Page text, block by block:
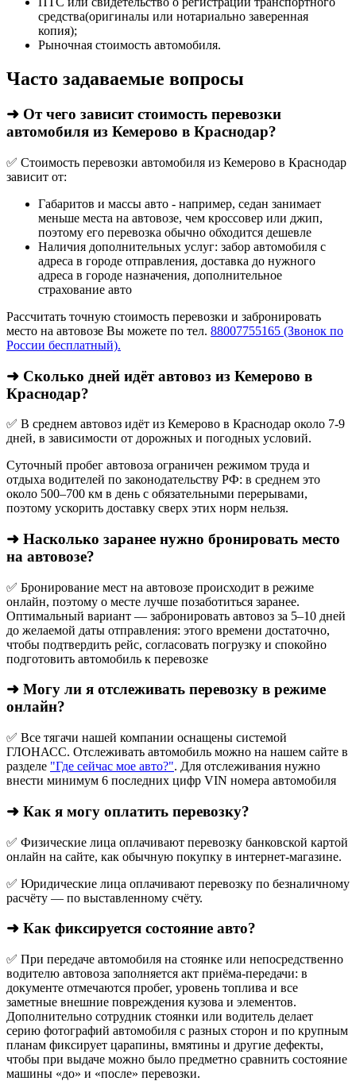
средства(оригиналы или нотариально заверенная
копия);
Рыночная стоимость автомобиля.
Часто задаваемые вопросы
➜ От чего зависит стоимость перевозки
автомобиля из Кемерово в Краснодар?
✅ Стоимость перевозки автомобиля из Кемерово в Краснодар
зависит от:
Габаритов и массы авто - например, седан занимает
меньше места на автовозе, чем кроссовер или джип,
поэтому его перевозка обычно обходится дешевле
Наличия дополнительных услуг: забор автомобиля с
адреса в городе отправления, доставка до нужного
адреса в городе назначения, дополнительное
страхование авто
Рассчитать точную стоимость перевозки и забронировать
место на автовозе Вы можете по тел. 88007755165 (Звонок по
России бесплатный).
➜ Сколько дней идёт автовоз из Кемерово в
Краснодар?
✅ В среднем автовоз идёт из Кемерово в Краснодар около 7-9
дней, в зависимости от дорожных и погодных условий.
Суточный пробег автовоза ограничен режимом труда и
отдыха водителей по законодательству РФ: в среднем это
около 500–700 км в день с обязательными перерывами,
поэтому ускорить доставку сверх этих норм нельзя.
➜ Насколько заранее нужно бронировать место
на автовозе?
✅ Бронирование мест на автовозе происходит в режиме
онлайн, поэтому о месте лучше позаботиться заранее.
Оптимальный вариант — забронировать автовоз за 5–10 дней
до желаемой даты отправления: этого времени достаточно,
чтобы подтвердить рейс, согласовать погрузку и спокойно
подготовить автомобиль к перевозке
➜ Могу ли я отслеживать перевозку в режиме
онлайн?
✅ Все тягачи нашей компании оснащены системой
ГЛОНАСС. Отслеживать автомобиль можно на нашем сайте в
разделе "Где сейчас мое авто?". Для отслеживания нужно
внести минимум 6 последних цифр VIN номера автомобиля
➜ Как я могу оплатить перевозку?
✅ Физические лица оплачивают перевозку банковской картой
онлайн на сайте, как обычную покупку в интернет‑магазине.
✅ Юридические лица оплачивают перевозку по безналичному
расчёту — по выставленному счёту.
➜ Как фиксируется состояние авто?
✅ При передаче автомобиля на стоянке или непосредственно
водителю автовоза заполняется акт приёма-передачи: в
документе отмечаются пробег, уровень топлива и все
заметные внешние повреждения кузова и элементов.
Дополнительно сотрудник стоянки или водитель делает
серию фотографий автомобиля с разных сторон и по крупным
планам фиксирует царапины, вмятины и другие дефекты,
чтобы при выдаче можно было предметно сравнить состояние
машины «до» и «после» перевозки.